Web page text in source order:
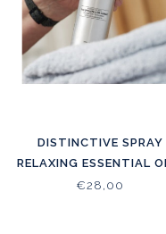
DISTINCTIVE SPRAY
RELAXING ESSENTIAL
€28,00